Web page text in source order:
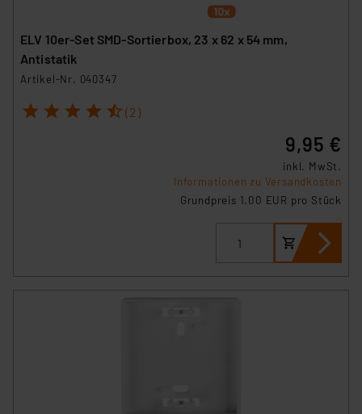
ELV 10er-Set SMD-Sortierbox, 23 x 62 x 54 mm,
Antistatik
Artikel-Nr. 040347
1 2 3 4 5 (2)
9,95 €
inkl. MwSt.
Informationen zu Versandkosten
Grundpreis 1.00 EUR pro Stück